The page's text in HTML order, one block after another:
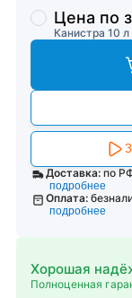
Канистра 10 л
Цена по
Доставка: по
подробнее
Оплата:
подробнее
Хорошая
Полноценная